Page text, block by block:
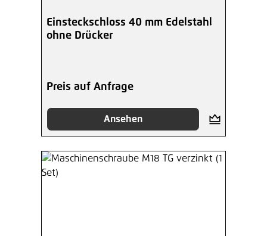
Einsteckschloss 40 mm Edelstahl
ohne Drücker
Preis auf Anfrage
Ansehen